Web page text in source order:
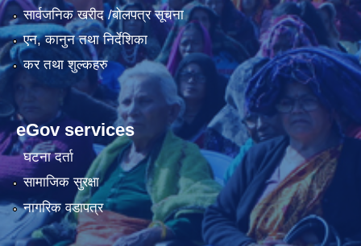
सार्वजनिक खरीद /बोलपत्र सूचना
एन, कानुन तथा निर्देशिका
कर तथा शुल्कहरु
eGov services
घटना दर्ता
सामाजिक सुरक्षा
नागरिक वडापत्र